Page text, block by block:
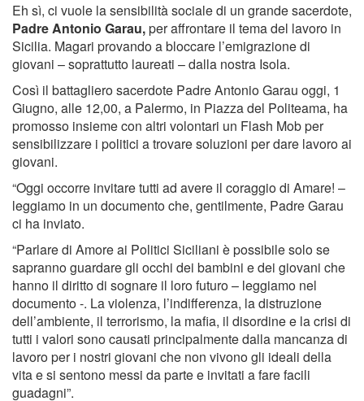
Eh sì, ci vuole la sensibilità sociale di un grande sacerdote,
Padre Antonio Garau,per affrontare il tema del lavoro in
Sicilia. Magari provando a bloccare l’emigrazione di
giovani – soprattutto laureati – dalla nostra Isola.
Così il battagliero sacerdote Padre Antonio Garau oggi, 1
Giugno, alle 12,00, a Palermo, in Piazza del Politeama, ha
promosso insieme con altri volontari un Flash Mob per
sensibilizzare i politici a trovare soluzioni per dare lavoro ai
giovani.
“Oggi occorre invitare tutti ad avere il coraggio di Amare! –
leggiamo in un documento che, gentilmente, Padre Garau
ci ha inviato.
“Parlare di Amore ai Politici Siciliani è possibile solo se
sapranno guardare gli occhi dei bambini e dei giovani che
hanno il diritto di sognare il loro futuro – leggiamo nel
documento -. La violenza, l’indifferenza, la distruzione
dell’ambiente, il terrorismo, la mafia, il disordine e la crisi di
tutti i valori sono causati principalmente dalla mancanza di
lavoro per i nostri giovani che non vivono gli ideali della
vita e si sentono messi da parte e invitati a fare facili
guadagni”.